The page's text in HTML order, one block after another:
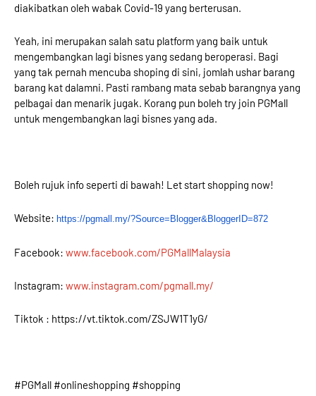
diakibatkan oleh wabak Covid-19 yang berterusan.
Yeah, ini merupakan salah satu platform yang baik untuk
mengembangkan lagi bisnes yang sedang beroperasi. Bagi
yang tak pernah mencuba shoping di sini, jomlah ushar barang
barang kat dalamni. Pasti rambang mata sebab barangnya yang
pelbagai dan menarik jugak. Korang pun boleh try join PGMall
untuk mengembangkan lagi bisnes yang ada.
Boleh rujuk info seperti di bawah! Let start shopping now!
Website: https://pgmall.my/?Source=Blogger&BloggerID=872
Facebook: www.facebook.com/PGMallMalaysia
Instagram: www.instagram.com/pgmall.my/
Tiktok : https://vt.tiktok.com/ZSJW1T1yG/
#PGMall #onlineshopping #shopping